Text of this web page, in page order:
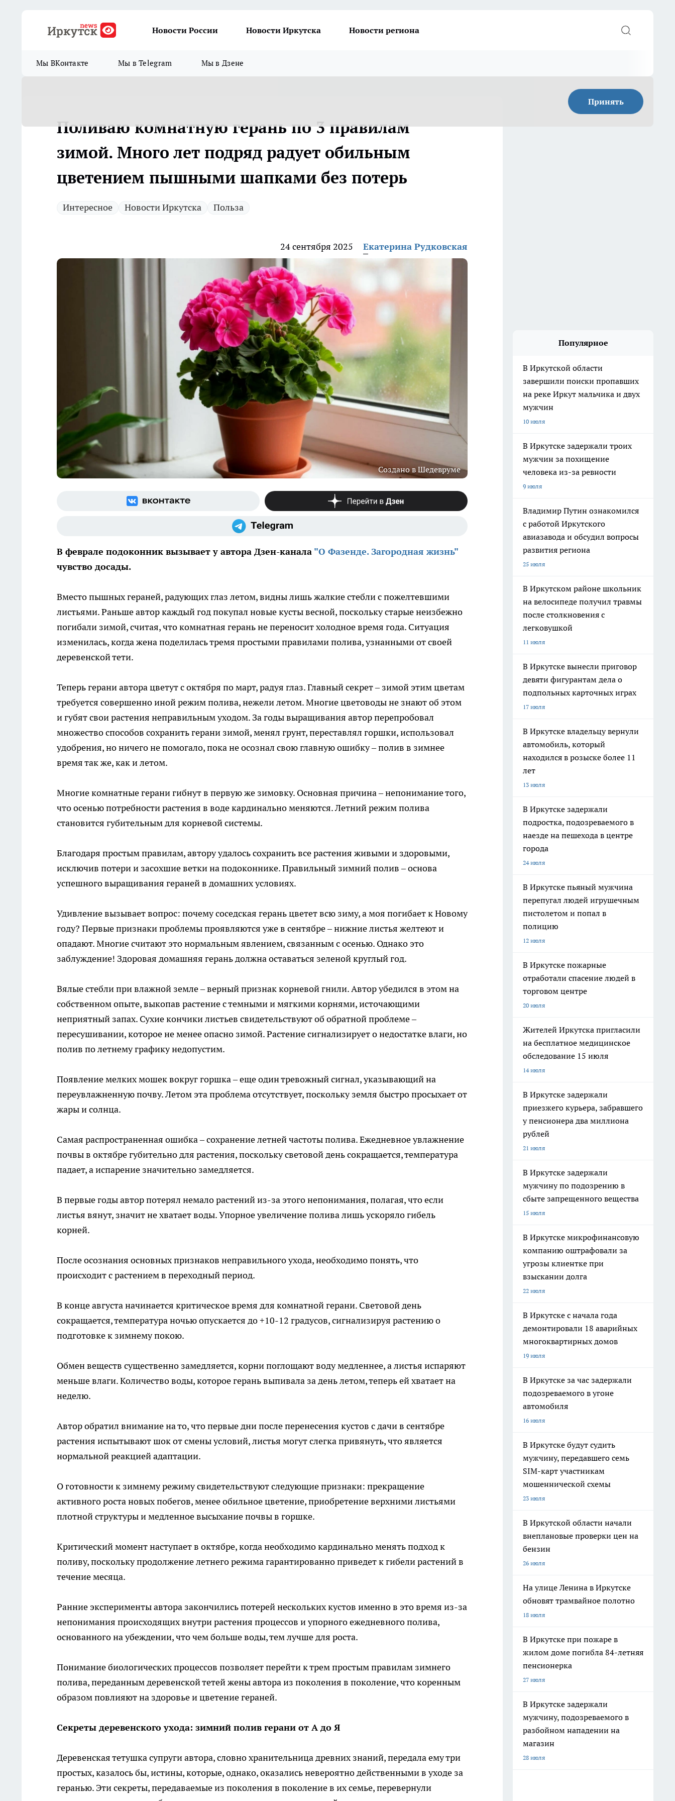
Новости России Новости Иркутска Новости региона
Мы ВКонтакте Мы в Telegram Мы в Дзене
Принять
Поливаю комнатную герань по 3 правилам
зимой. Много лет подряд радует обильным
цветением пышными шапками без потерь
Интересное Новости Иркутска Польза
24 сентября 2025 Екатерина Рудковская
Создано в Шедевруме
В феврале подоконник вызывает у автора Дзен-канала "О Фазенде. Загородная жизнь"
чувство досады.
Вместо пышных гераней, радующих глаз летом, видны лишь жалкие стебли с пожелтевшими
листьями. Раньше автор каждый год покупал новые кусты весной, поскольку старые неизбежно
погибали зимой, считая, что комнатная герань не переносит холодное время года. Ситуация
изменилась, когда жена поделилась тремя простыми правилами полива, узнанными от своей
деревенской тети.
Теперь герани автора цветут с октября по март, радуя глаз. Главный секрет – зимой этим цветам
требуется совершенно иной режим полива, нежели летом. Многие цветоводы не знают об этом
и губят свои растения неправильным уходом. За годы выращивания автор перепробовал
множество способов сохранить герани зимой, менял грунт, переставлял горшки, использовал
удобрения, но ничего не помогало, пока не осознал свою главную ошибку – полив в зимнее
время так же, как и летом.
Многие комнатные герани гибнут в первую же зимовку. Основная причина – непонимание того,
что осенью потребности растения в воде кардинально меняются. Летний режим полива
становится губительным для корневой системы.
Благодаря простым правилам, автору удалось сохранить все растения живыми и здоровыми,
исключив потери и засохшие ветки на подоконнике. Правильный зимний полив – основа
успешного выращивания гераней в домашних условиях.
Удивление вызывает вопрос: почему соседская герань цветет всю зиму, а моя погибает к Новому
году? Первые признаки проблемы проявляются уже в сентябре – нижние листья желтеют и
опадают. Многие считают это нормальным явлением, связанным с осенью. Однако это
заблуждение! Здоровая домашняя герань должна оставаться зеленой круглый год.
Вялые стебли при влажной земле – верный признак корневой гнили. Автор убедился в этом на
собственном опыте, выкопав растение с темными и мягкими корнями, источающими
неприятный запах. Сухие кончики листьев свидетельствуют об обратной проблеме –
пересушивании, которое не менее опасно зимой. Растение сигнализирует о недостатке влаги, но
полив по летнему графику недопустим.
Появление мелких мошек вокруг горшка – еще один тревожный сигнал, указывающий на
переувлажненную почву. Летом эта проблема отсутствует, поскольку земля быстро просыхает от
жары и солнца.
Самая распространенная ошибка – сохранение летней частоты полива. Ежедневное увлажнение
почвы в октябре губительно для растения, поскольку световой день сокращается, температура
падает, а испарение значительно замедляется.
В первые годы автор потерял немало растений из-за этого непонимания, полагая, что если
листья вянут, значит не хватает воды. Упорное увеличение полива лишь ускоряло гибель
корней.
После осознания основных признаков неправильного ухода, необходимо понять, что
происходит с растением в переходный период.
В конце августа начинается критическое время для комнатной герани. Световой день
сокращается, температура ночью опускается до +10-12 градусов, сигнализируя растению о
подготовке к зимнему покою.
Обмен веществ существенно замедляется, корни поглощают воду медленнее, а листья испаряют
меньше влаги. Количество воды, которое герань выпивала за день летом, теперь ей хватает на
неделю.
Автор обратил внимание на то, что первые дни после перенесения кустов с дачи в сентябре
растения испытывают шок от смены условий, листья могут слегка привянуть, что является
нормальной реакцией адаптации.
О готовности к зимнему режиму свидетельствуют следующие признаки: прекращение
активного роста новых побегов, менее обильное цветение, приобретение верхними листьями
плотной структуры и медленное высыхание почвы в горшке.
Критический момент наступает в октябре, когда необходимо кардинально менять подход к
поливу, поскольку продолжение летнего режима гарантированно приведет к гибели растений в
течение месяца.
Ранние эксперименты автора закончились потерей нескольких кустов именно в это время из-за
непонимания происходящих внутри растения процессов и упорного ежедневного полива,
основанного на убеждении, что чем больше воды, тем лучше для роста.
Понимание биологических процессов позволяет перейти к трем простым правилам зимнего
полива, переданным деревенской тетей жены автора из поколения в поколение, что коренным
образом повлияют на здоровье и цветение гераней.
Секреты деревенского ухода: зимний полив герани от А до Я
Деревенская тетушка супруги автора, словно хранительница древних знаний, передала ему три
простых, казалось бы, истины, которые, однако, оказались невероятно действенными в уходе за
геранью. Эти секреты, передаваемые из поколения в поколение в их семье, перевернули
Популярное
В Иркутской области
завершили поиски пропавших
на реке Иркут мальчика и двух
мужчин
10 июля
В Иркутске задержали троих
мужчин за похищение
человека из-за ревности
9 июля
Владимир Путин ознакомился
с работой Иркутского
авиазавода и обсудил вопросы
развития региона
25 июля
В Иркутском районе школьник
на велосипеде получил травмы
после столкновения с
легковушкой
11 июля
В Иркутске вынесли приговор
девяти фигурантам дела о
подпольных карточных играх
17 июля
В Иркутске владельцу вернули
автомобиль, который
находился в розыске более 11
лет
13 июля
В Иркутске задержали
подростка, подозреваемого в
наезде на пешехода в центре
города
24 июля
В Иркутске пьяный мужчина
перепугал людей игрушечным
пистолетом и попал в
полицию
12 июля
В Иркутске пожарные
отработали спасение людей в
торговом центре
20 июля
Жителей Иркутска пригласили
на бесплатное медицинское
обследование 15 июля
14 июля
В Иркутске задержали
приезжего курьера, забравшего
у пенсионера два миллиона
рублей
21 июля
В Иркутске задержали
мужчину по подозрению в
сбыте запрещенного вещества
15 июля
В Иркутске микрофинансовую
компанию оштрафовали за
угрозы клиентке при
взыскании долга
22 июля
В Иркутске с начала года
демонтировали 18 аварийных
многоквартирных домов
19 июля
В Иркутске за час задержали
подозреваемого в угоне
автомобиля
16 июля
В Иркутске будут судить
мужчину, передавшего семь
SIM-карт участникам
мошеннической схемы
23 июля
В Иркутской области начали
внеплановые проверки цен на
бензин
26 июля
На улице Ленина в Иркутске
обновят трамвайное полотно
18 июля
В Иркутске при пожаре в
жилом доме погибла 84-летняя
пенсионерка
27 июля
В Иркутске задержали
мужчину, подозреваемого в
разбойном нападении на
магазин
28 июля